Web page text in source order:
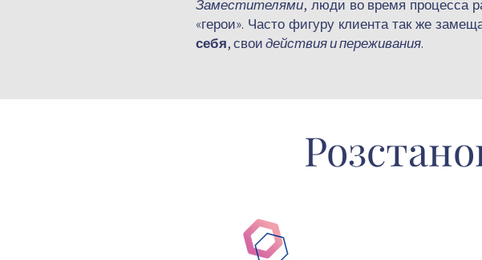
Заместителями, люди во время процесса
«герои». Часто фигуру клиента так же
себя, своидействияи переживания.